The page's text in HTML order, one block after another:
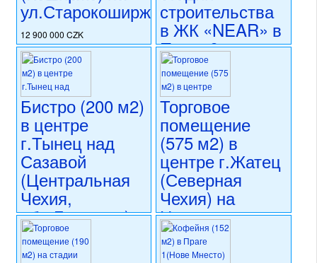
ул.Старокоширжска
12 900 000 CZK
регион:Прага 5
раздел: объекты для
коммерческого использования
состояние: новостройка
номер объекта:20556
строительства
в ЖК «NEAR» в
Праге 8
(Либень) на
ул.На Копечку
11 980 000 CZK
регион:Прага 8
раздел: объекты для
коммерческого использования
состояние: новостройка
номер объекта:20541
Бистро (200 м2)
в центре
г.Тынец над
Сазавой
(Центральная
Чехия,
обл.Бенешов)
13 450 000 CZK
регион:Центральная Чехия
Торговое
помещение
(575 м2) в
центре г.Жатец
(Северная
Чехия) на
Намнести
Свободы
14 000 000 CZK